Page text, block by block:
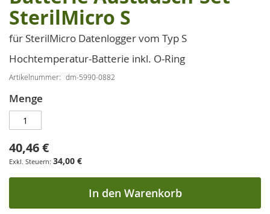
Anfang
der
Bildgalerie
SterilMicro S
für SterilMicro Datenlogger vom Typ S
Hochtemperatur-Batterie inkl. O-Ring
Artikelnummer dm-5990-0882
Menge
40,46 €
34,00 €
In den Warenkorb